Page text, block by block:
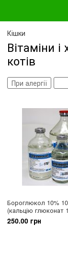
Кішки
Вітаміни
котів
При алергії
Бороглюкол 10%
(кальцію глюконат
250.00 грн